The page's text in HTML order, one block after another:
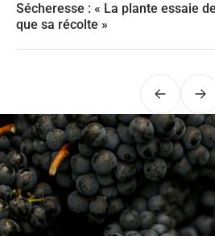
Sécheresse : « La plante essaie
que sa récolte »